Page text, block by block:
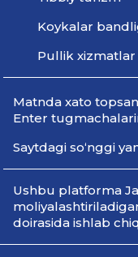
Koykalar
Pullik
Мatnda xato
Enter
Saytdagi so‘nggi
Ushbu platforma
doirasida ishlab